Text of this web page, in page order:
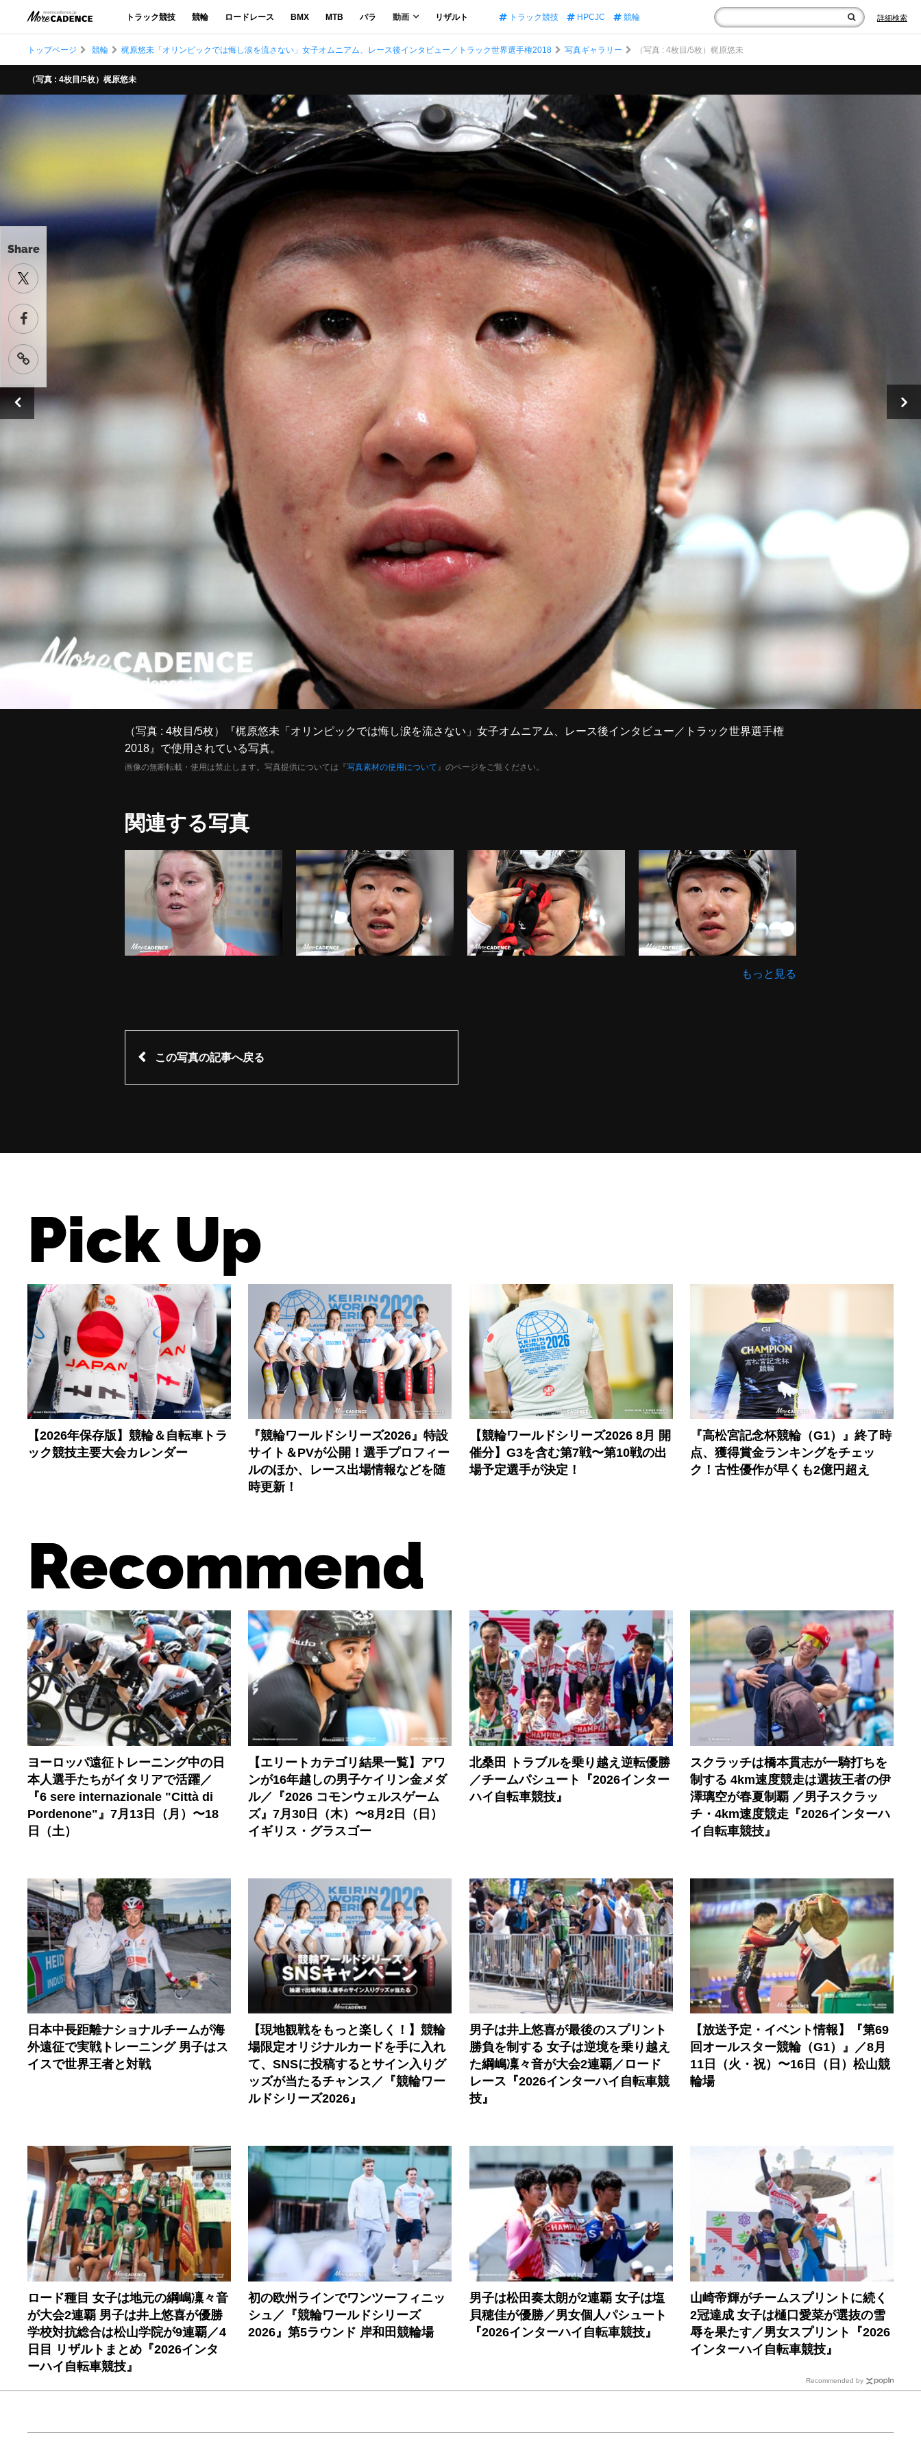
トラック競技 競輪 ロードレース BMX MTB パラ 動画 リザルト トラック競技 HPCJC 競輪 詳細検索
Share
トップページ 競輪 梶原悠未「オリンピックでは悔し涙を流さない」女子オムニアム、レース後インタビュー／トラック世界選手権2018 写真ギャラリー （写真 : 4枚目/5枚）梶原悠未
（写真 : 4枚目/5枚）梶原悠未
（写真 : 4枚目/5枚）『梶原悠未「オリンピックでは悔し涙を流さない」女子オムニアム、レース後インタビュー／トラック世界選手権
2018』で使用されている写真。
画像の無断転載・使用は禁止します。写真提供については『写真素材の使用について 』のページをご覧ください。
関連する写真
もっと見る
この写真の記事へ戻る
Pick Up
【2026年保存版】競輪＆自転車トラ
ック競技主要大会カレンダー
『競輪ワールドシリーズ2026』特設
サイト＆PVが公開！選手プロフィー
ルのほか、レース出場情報などを随
時更新！
【競輪ワールドシリーズ2026 8月 開
催分】G3を含む第7戦〜第10戦の出
場予定選手が決定！
『高松宮記念杯競輪（G1）』終了時
点、獲得賞金ランキングをチェッ
ク！古性優作が早くも2億円超え
Recommend
ヨーロッパ遠征トレーニング中の日
本人選手たちがイタリアで活躍／
『6 sere internazionale "Città di
Pordenone"』7月13日（月）〜18
日（土）
【エリートカテゴリ結果一覧】アワ
ンが16年越しの男子ケイリン金メダ
ル／『2026 コモンウェルスゲーム
ズ』7月30日（木）〜8月2日（日）
イギリス・グラスゴー
北桑田 トラブルを乗り越え逆転優勝
／チームパシュート『2026インター
ハイ自転車競技』
スクラッチは橋本貫志が一騎打ちを
制する 4km速度競走は選抜王者の伊
澤璃空が春夏制覇 ／男子スクラッ
チ・4km速度競走『2026インターハ
イ自転車競技』
日本中長距離ナショナルチームが海
外遠征で実戦トレーニング 男子はス
イスで世界王者と対戦
【現地観戦をもっと楽しく！】競輪
場限定オリジナルカードを手に入れ
て、SNSに投稿するとサイン入りグ
ッズが当たるチャンス／『競輪ワー
ルドシリーズ2026』
男子は井上悠喜が最後のスプリント
勝負を制する 女子は逆境を乗り越え
た綱嶋凜々音が大会2連覇／ロード
レース『2026インターハイ自転車競
技』
【放送予定・イベント情報】『第69
回オールスター競輪（G1）』／8月
11日（火・祝）〜16日（日）松山競
輪場
ロード種目 女子は地元の綱嶋凜々音
が大会2連覇 男子は井上悠喜が優勝
学校対抗総合は松山学院が9連覇／4
日目 リザルトまとめ『2026インタ
ーハイ自転車競技』
初の欧州ラインでワンツーフィニッ
シュ／『競輪ワールドシリーズ
2026』第5ラウンド 岸和田競輪場
男子は松田奏太朗が2連覇 女子は塩
貝穂佳が優勝／男女個人パシュート
『2026インターハイ自転車競技』
山崎帝輝がチームスプリントに続く
2冠達成 女子は樋口愛菜が選抜の雪
辱を果たす／男女スプリント『2026
インターハイ自転車競技』
Recommended by